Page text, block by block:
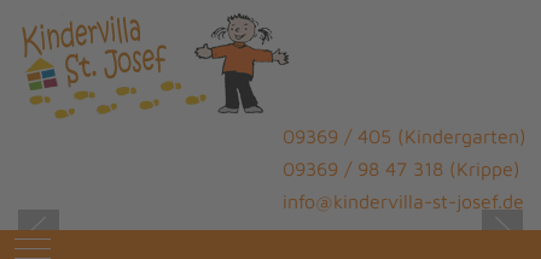
09369 / 405 (Kindergarten)
09369 / 98 47 318 (Krippe)
info@kindervilla-st-josef.de
Mobile Menu Toggle